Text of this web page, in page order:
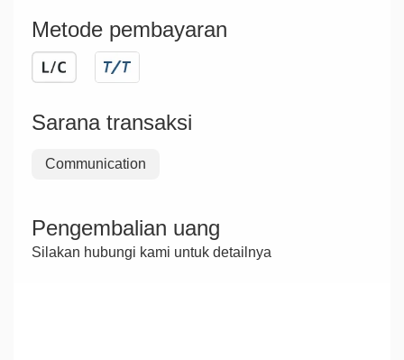
Metode pembayaran
Sarana transaksi
Communication
Pengembalian uang
Silakan hubungi kami untuk detailnya